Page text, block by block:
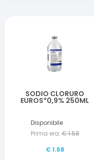
SODIO CLORURO
EUROS*0,9% 250ML
Disponibile
Prima era: €1.58
€1.58